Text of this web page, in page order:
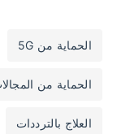
الحماية من 5G
الحماية من
العلاج بالترددات